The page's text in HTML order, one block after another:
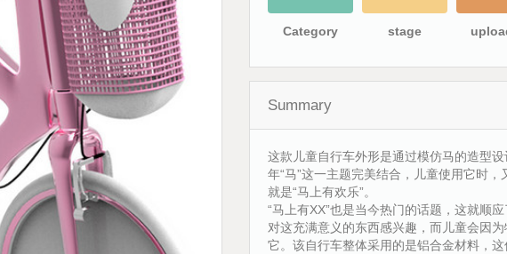
Category stage
Summary
这款儿童自行车外形是通过模仿马的造型
年“马”这一主题完美结合，儿童使用它时，
就是“马上有欢乐”。
“马上有XX”也是当今热门的话题，这就顺
对这充满意义的东西感兴趣，而儿童会因
它。该自行车整体采用的是铝合金材料，